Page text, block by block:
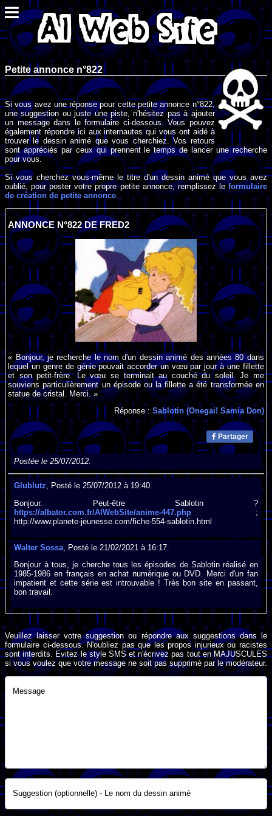
Petite annonce n°822
Si vous avez une réponse pour cette petite annonce n°822,
une suggestion ou juste une piste, n'hésitez pas à ajouter
un message dans le formulaire ci-dessous. Vous pouvez
également répondre ici aux internautes qui vous ont aidé à
trouver le dessin animé que vous cherchiez. Vos retours
sont appréciés par ceux qui prennent le temps de lancer une recherche
pour vous.
Si vous cherchez vous-même le titre d'un dessin animé que vous avez
oublié, pour poster votre propre petite annonce, remplissez leformulaire
de création de petite annonce .
ANNONCE N°822 DE FRED2
« Bonjour, je recherche le nom d'un dessin animé des années 80 dans
lequel un genre de génie pouvait accorder un vœu par jour à une fillette
et son petit-frère. Le vœu se terminait au couché du soleil. Je me
souviens particulièrement un épisode ou la fillette a été transformée en
statue de cristal. Merci. »
Réponse : Sablotin (Onegai! Samia Don)
Partager
Postée le 25/07/2012.
Glublutz, Posté le 25/07/2012 à 19:40.
Bonjour. Peut-être Sablotin ?
https://albator.com.fr/AlWebSite/anime-447.php ;
http://www.planete-jeunesse.com/fiche-554-sablotin.html
Walter Sossa, Posté le 21/02/2021 à 16:17.
Bonjour à tous, je cherche tous les épisodes de Sablotin réalisé en
1985-1986 en français en achat numérique ou DVD. Merci d'un fan
impatient et cette série est introuvable ! Très bon site en passant,
bon travail.
Veuillez laisser votre suggestion ou répondre aux suggestions dans le
formulaire ci-dessous. N'oubliez pas que les propos injurieux ou racistes
sont interdits. Evitez le style SMS et n'écrivez pas tout en MAJUSCULES
si vous voulez que votre message ne soit pas supprimé par le modérateur.
Message
Suggestion (optionnelle) - Le nom du dessin animé